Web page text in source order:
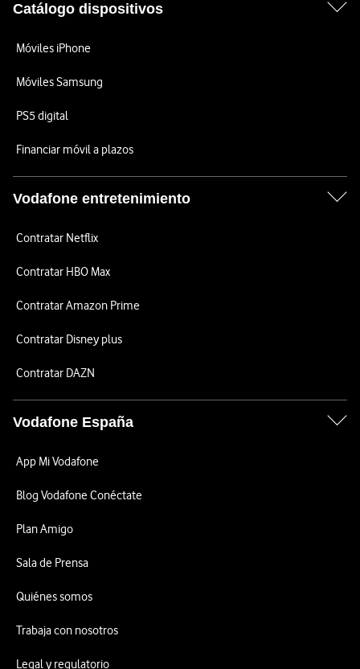
Catálogo dispositivos
Móviles iPhone
Móviles Samsung
PS5 digital
Financiar móvil a plazos
Vodafone entretenimiento
Contratar Netflix
Contratar HBO Max
Contratar Amazon Prime
Contratar Disney plus
Contratar DAZN
Vodafone España
App Mi Vodafone
Blog Vodafone Conéctate
Plan Amigo
Sala de Prensa
Quiénes somos
Trabaja con nosotros
Legal y regulatorio